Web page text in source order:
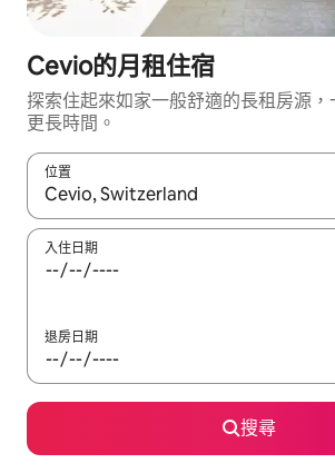
Cevio的月租住宿
探索住起來如家一般舒適的長租房源
更長時間。
位置
如有搜尋結果，瀏覽內容時請使用上下箭
入住日期
退房日期
搜尋